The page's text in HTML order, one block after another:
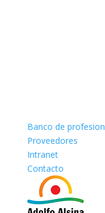
Banco de
Proveedores
Intranet
Contacto